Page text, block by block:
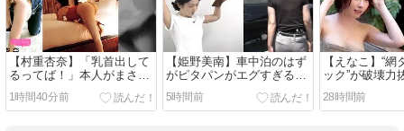
【村重杏奈】「乳首出して
るってば！」本人がまさか
の爆弾発言！写真集の大胆
カットにファン騒然
1時間40分前
【姫野美南】車中泊のはず
がピタパンがエグすぎるｗ
ｗ仰向け＆土手もくっきり
で視聴率爆上がり中！【動
5時間前
【えなこ】“
ック”が破壊力
レ界の女王が
尻”の芸術にフ
28時間前